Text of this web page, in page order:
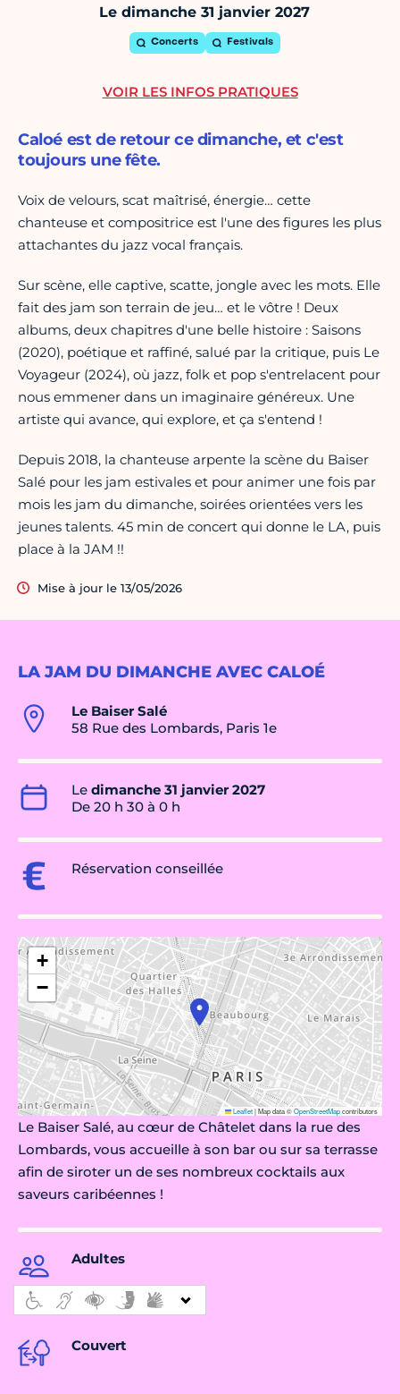
Le dimanche 31 janvier 2027
Concerts Festivals
LA JAM DU DIMANCHE AVEC CALOÉ
Le Baiser Salé
58 Rue des Lombards, Paris 1e
Le dimanche 31 janvier 2027
De 20 h 30 à 0 h
Réservation conseillée
+
−
Leaflet|Map data ©OpenStreetMapcontributors
Le Baiser Salé, au cœur de Châtelet dans la rue des
Lombards, vous accueille à son bar ou sur sa terrasse
afin de siroter un de ses nombreux cocktails aux
saveurs caribéennes !
Adultes
Couvert
Caloé est de retour ce dimanche, et c'est
toujours une fête.
Voix de velours, scat maîtrisé, énergie… cette
chanteuse et compositrice est l'une des figures les plus
attachantes du jazz vocal français.
Sur scène, elle captive, scatte, jongle avec les mots. Elle
fait des jam son terrain de jeu… et le vôtre ! Deux
albums, deux chapitres d'une belle histoire : Saisons
(2020), poétique et raffiné, salué par la critique, puis Le
Voyageur (2024), où jazz, folk et pop s'entrelacent pour
nous emmener dans un imaginaire généreux. Une
artiste qui avance, qui explore, et ça s'entend !
Depuis 2018, la chanteuse arpente la scène du Baiser
Salé pour les jam estivales et pour animer une fois par
mois les jam du dimanche, soirées orientées vers les
jeunes talents. 45 min de concert qui donne le LA, puis
place à la JAM !!
Mise à jour le 13/05/2026
VOIR LES INFOS PRATIQUES